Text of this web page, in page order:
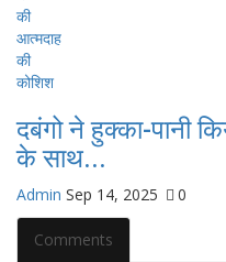
दबंगो ने हुक्का-पानी
के साथ...
Admin Sep 14, 2025 0
Comments